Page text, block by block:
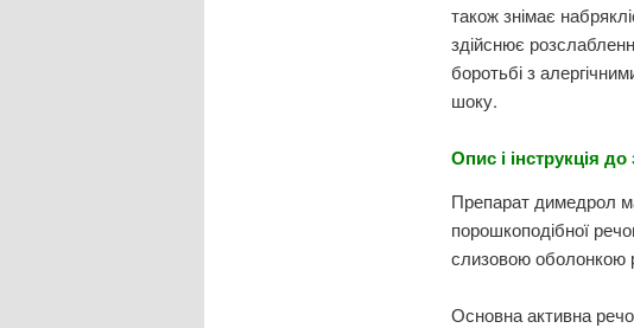
також знімає
здійснює
боротьбі з
шоку.
Опис і інструкція
Препарат димедрол
порошкоподібної
слизовою оболонкою
Основна активна